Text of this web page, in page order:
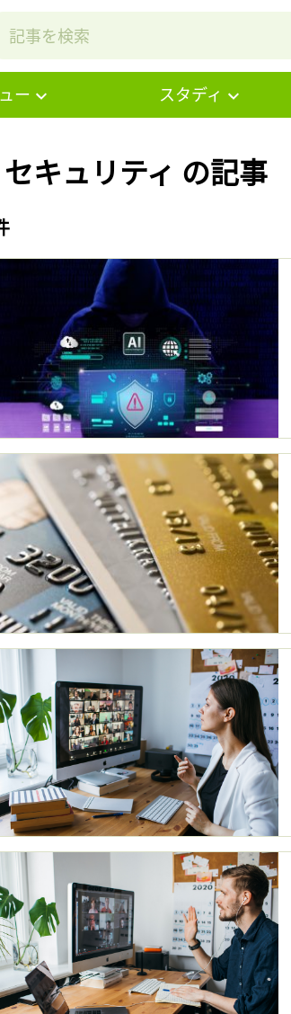
ー スタディ
キュリティ の記事